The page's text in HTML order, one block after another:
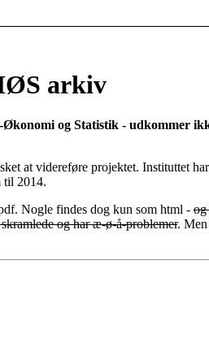
arkiv
og Statistik - udkommer
at videreføre projektet. Instituttet har
til 2014.
Nogle findes dog kun som html - og
og har æ-ø-å-problemer. Men